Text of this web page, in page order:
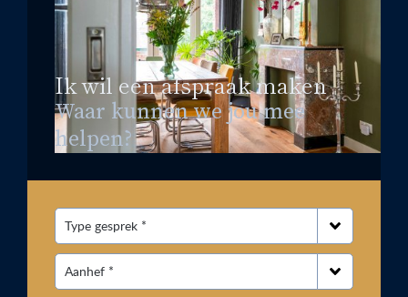
Ik wil een afspraak maken
Waar kunnen we jou mee
helpen?